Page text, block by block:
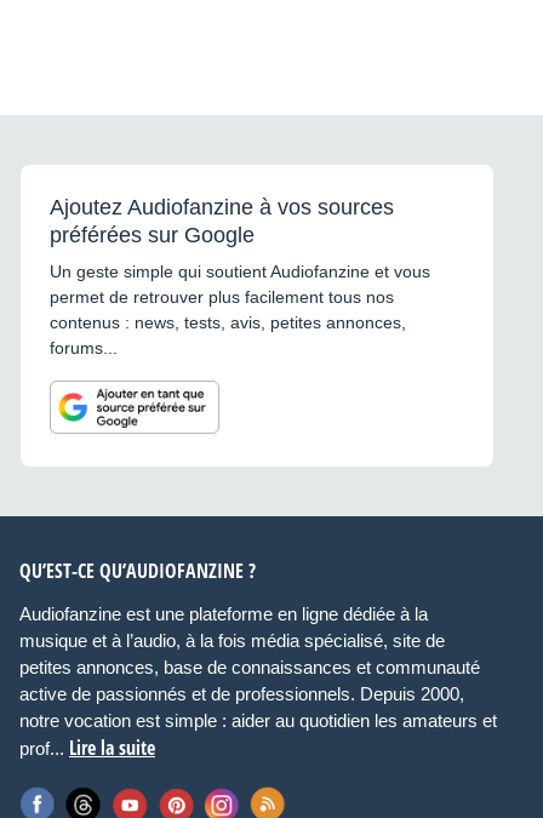
Ajoutez Audiofanzine à vos sources
préférées sur Google
Un geste simple qui soutient Audiofanzine et vous
permet de retrouver plus facilement tous nos
contenus : news, tests, avis, petites annonces,
forums...
QU’EST-CE QU’AUDIOFANZINE ?
Audiofanzine est une plateforme en ligne dédiée à la
musique et à l’audio, à la fois média spécialisé, site de
petites annonces, base de connaissances et communauté
active de passionnés et de professionnels. Depuis 2000,
notre vocation est simple : aider au quotidien les amateurs et
prof... Lire la suite